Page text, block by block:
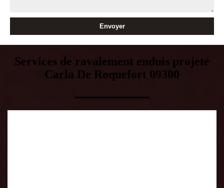
Services de ravalement enduis projeté
Carla De Roquefort 09300